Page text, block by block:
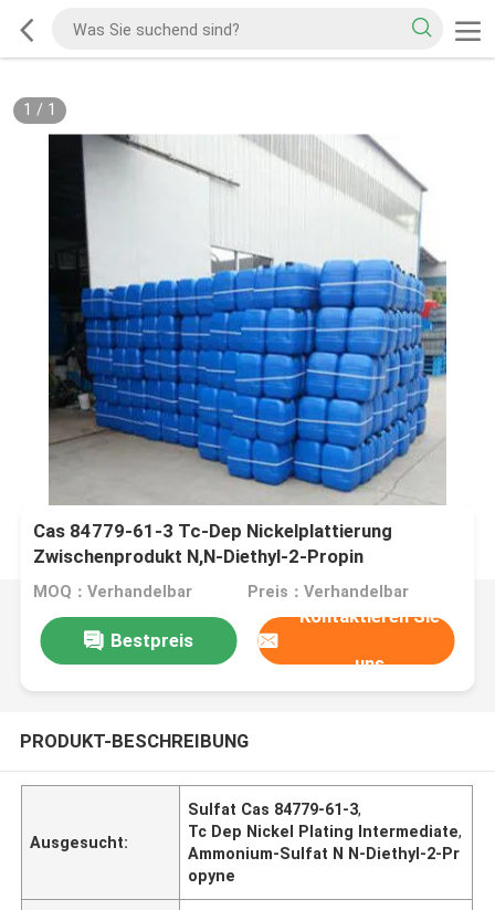
1 / 1
Cas 84779-61-3 Tc-Dep Nickelplattierung
Zwischenprodukt N,N-Diethyl-2-Propin
Ammoniumsulfat
MOQ：Verhandelbar Preis：Verhandelbar
Bestpreis
Kontaktieren Sie
uns
PRODUKT-BESCHREIBUNG
Ausgesucht:
Sulfat Cas 84779-61-3,
Tc Dep Nickel Plating Intermediate,
Ammonium-Sulfat N N-Diethyl-2-Pr
opyne